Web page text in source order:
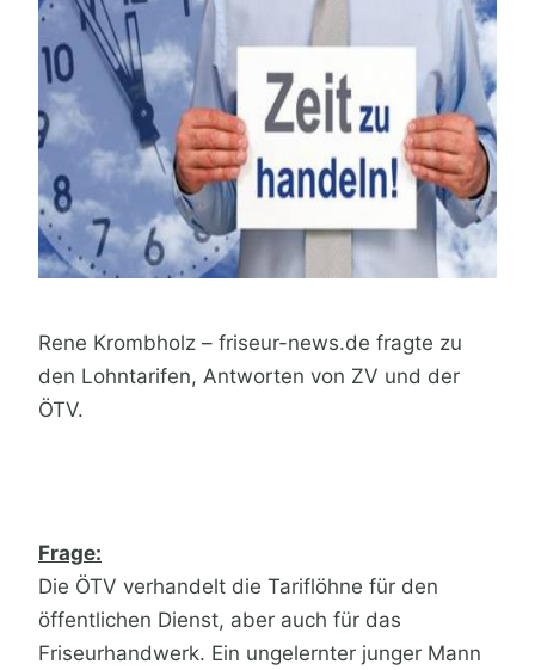
Rene Krombholz – friseur-news.de fragte zu
den Lohntarifen, Antworten von ZV und der
ÖTV.
Frage:
Die ÖTV verhandelt die Tariflöhne für den
öffentlichen Dienst, aber auch für das
Friseurhandwerk. Ein ungelernter junger Mann